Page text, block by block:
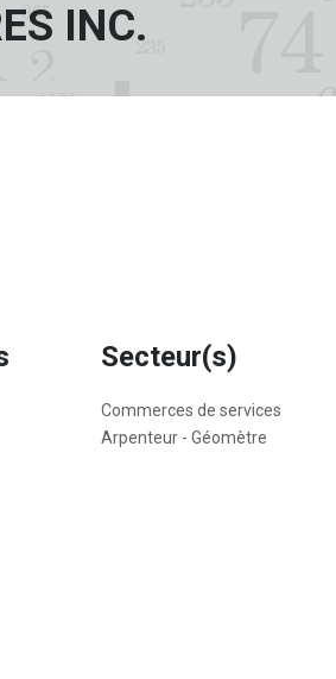
INC.
Secteur(s)
Commerces de services
Arpenteur - Géomètre